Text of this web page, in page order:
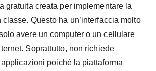
gratuita creata per implementare la
classe. Questo ha un’interfaccia molto
avere un computer o un cellulare
Soprattutto, non richiede
applicazioni poiché la piattaforma